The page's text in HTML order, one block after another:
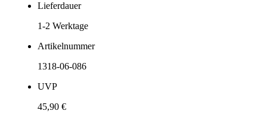
Lieferdauer
1-2 Werktage
Artikelnummer
1318-06-086
UVP
45,90 €